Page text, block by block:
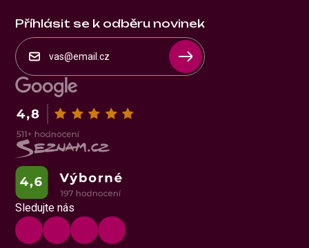
Příhlásit se k odběru novinek
Sledujte nás